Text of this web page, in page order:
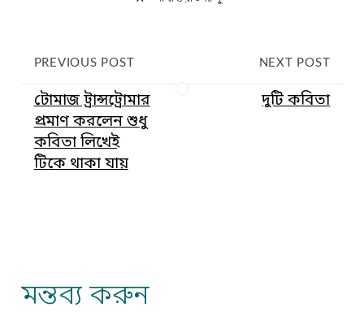
PREVIOUS POST
টোমাজ ট্রান্সট্রোমার
প্রমাণ করলেন শুধু
কবিতা লিখেই
টিকে থাকা যায়
NEXT POST
দুটি কবিতা
মন্তব্য করুন